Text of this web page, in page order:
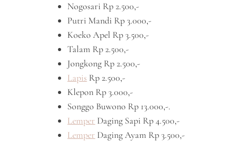
Nogosari Rp 2.500,-
Putri Mandi Rp 3.000,-
Koeko Apel Rp 3.500,-
Talam Rp 2.500,-
Jongkong Rp 2.500,-
Lapis Rp 2.500,-
Klepon Rp 3.000,-
Songgo Buwono Rp 13.000,-.
Lemper Daging Sapi Rp 4.500,-
Lemper Daging Ayam Rp 3.500,-